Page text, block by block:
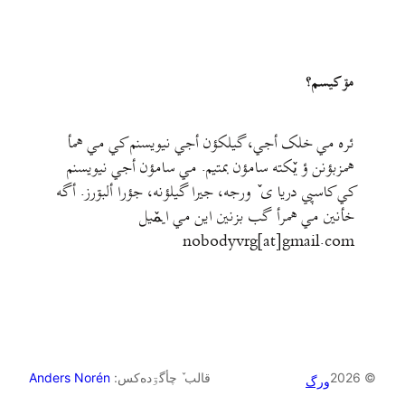
مۊ کيسم؟
ئره مي خلک أجي، گيلکؤن أجي نيويسنم کي مي همأ
همزبؤنن ؤ يٚکته سامؤن بمتيم. مي سامؤن أجي نيويسنم
کي کاسپي دريا ی ٚ ورجه، جيرا گيلؤنه، جؤرا ألبۊرز. أگه
خأنين مي همرأ گب بزنين اين مي ايمٚیل‌ ‌
nobodyvrg[at]gmail.com
© 2026 ورگ قالب ٚ چأگۊده‌کس: Anders Norén